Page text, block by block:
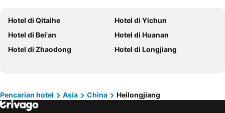
Hotel di Selangor
Hotel di Hong Kong
Hotel di Shanghai
Hotel di Pulau Perhentian
Hotel di Malaysia
Hotel di Perak
Hotel di Al Madinah Region
Hotel di Seberang Prai
Hotel di Southern Region
Hotel di Qitaihe
Hotel di Yichun
Hotel di Bei'an
Hotel di Huanan
Hotel di Zhaodong
Hotel di Longjiang
Pencarian hotel Asia China Heilongjiang